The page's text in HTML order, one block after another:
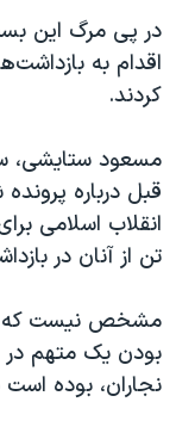
در پی مرگ این
اقدام به
کردند.
مسعود ستایشی،
قبل درباره
تن از آنان در
مشخص نیست که
بودن یک متهم در
نجاران، بوده است